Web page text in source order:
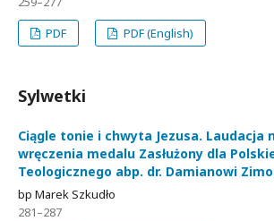
PDF
PDF (English)
Sylwetki
Ciągle tonie i chwyta Jezusa. Laudacja
wręczenia medalu Zasłużony dla
Teologicznego abp. dr. Damianowi
bp Marek Szkudło
281–287